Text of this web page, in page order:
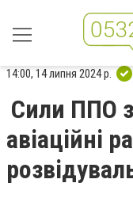
14:00, 14 липня 2024 р.
Сили ППО
авіаційні